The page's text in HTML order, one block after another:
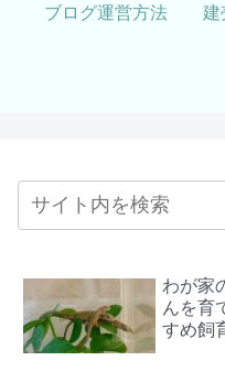
ブログ運営方法 建
わが家
んを育
すめ飼